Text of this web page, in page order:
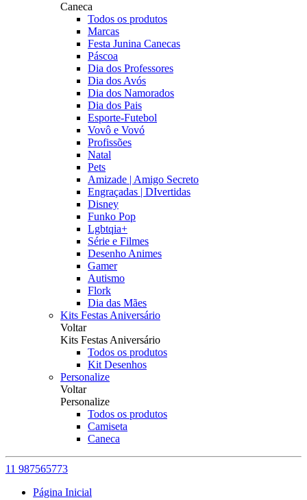
Caneca
Todos os produtos
Marcas
Festa Junina Canecas
Páscoa
Dia dos Professores
Dia dos Avós
Dia dos Namorados
Dia dos Pais
Esporte-Futebol
Vovô e Vovó
Profissões
Natal
Pets
Amizade | Amigo Secreto
Engraçadas | DIvertidas
Disney
Funko Pop
Lgbtqia+
Série e Filmes
Desenho Animes
Gamer
Autismo
Flork
Dia das Mães
Kits Festas Aniversário
Voltar
Kits Festas Aniversário
Todos os produtos
Kit Desenhos
Personalize
Voltar
Personalize
Todos os produtos
Camiseta
Caneca
11 987565773
Página Inicial